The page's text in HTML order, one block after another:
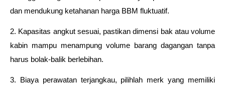
dan mendukung ketahanan harga BBM fluktuatif.
2. Kapasitas angkut sesuai, pastikan dimensi bak atau volume
kabin mampu menampung volume barang dagangan tanpa
harus bolak-balik berlebihan.
3. Biaya perawatan terjangkau, pilihlah merk yang memiliki